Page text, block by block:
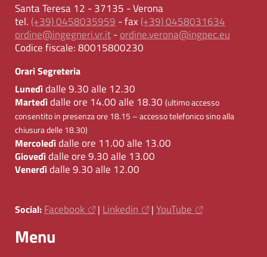
Santa Teresa 12 - 37135 - Verona
tel. (+39) 0458035959- fax (+39) 0458031634
ordine@ingegneri.vr.it-ordine.verona@ingpec.eu
Codice fiscale:80015800230
Orari Segreteria
Lunedìdalle 9.30 alle 12.30
Martedìdalle ore 14.00 alle 18.30 (ultimo accesso
consentito in presenza ore 18.15 – accesso telefonico sino alla
chiusura delle 18.30)
Mercoledìdalle ore 11.00 alle 13.00
Giovedìdalle ore 9.30 alle 13.00
Venerdìdalle 9.30 alle 12.00
Social:Facebook | Linkedin | YouTube
Menu